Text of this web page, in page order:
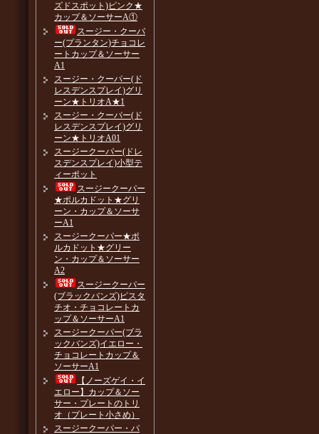
ズドスポット)ピンク★
カップ＆ソーサーA①
スージー・クーパ
ー(プランタン)チョコレ
ートカップ＆ソーサー
A1
スージー・クーパー(ド
レスデンスプレイ)グリ
ーン★トリオA★1
スージー・クーパー(ド
レスデンスプレイ)グリ
ーン★トリオA01
スージークーパー(ドレ
スデンスプレイ)小型テ
ィーポット
スージークーパー
★ポルカドット★グリ
ーン・カップ＆ソーサ
ーA1
スージークーパー★ポ
ルカドット★グリー
ン・カップ＆ソーサー
A2
スージークーパー
(ブラックバンズ)ピスタ
チオ・チョコレートカ
ップ＆ソーサーA1
スージークーパー(ブラ
ックバンズ)イエロー・
チョコレートカップ＆
ソーサーA1
【ノーズゲイ・イ
エロー】カップ＆ソー
サー・プレートのトリ
オ（プレート小さめ）
スージークーパー・パ